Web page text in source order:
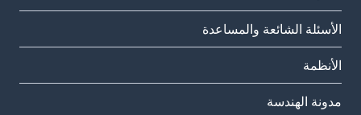
الأسئلة الشائعة والمساعدة
الأنظمة
مدونة الهندسة